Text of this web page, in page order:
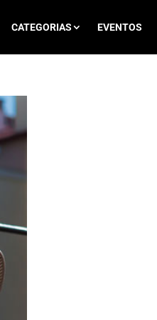
CATEGORIAS EVENTOS